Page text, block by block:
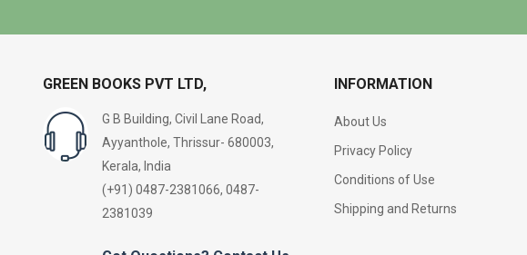
GREEN BOOKS PVT LTD,
G B Building, Civil Lane Road,
Ayyanthole, Thrissur- 680003,
Kerala, India
(+91) 0487-2381066, 0487-
2381039
INFORMATION
About Us
Privacy Policy
Conditions of Use
Shipping and Returns